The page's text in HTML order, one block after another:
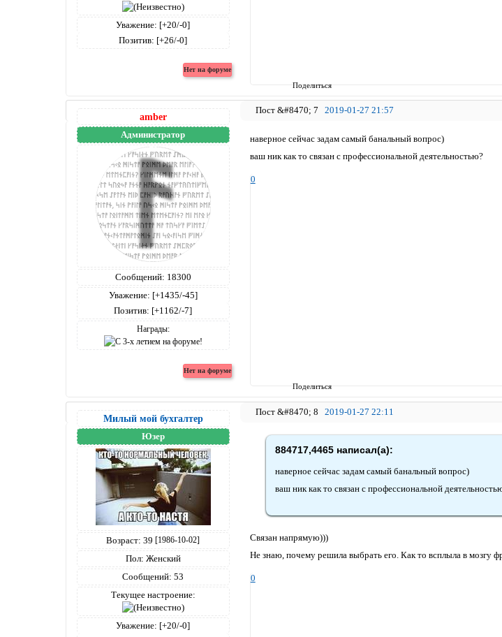
Поделиться
Уважение: [+20/-0]
Позитив: [+26/-0]
Поделиться
7 2019-01-27 21:57
amber
Администратор
Сообщений: 18300
Уважение: [+1435/-45]
Позитив: [+1162/-7]
Награды:
наверное сейчас задам самый банальный вопрос)
ваш ник как то связан с профессиональной деятельностью?
0
8 2019-01-27 22:11
Милый мой бухгалтер
Юзер
Возраст: 39 [1986-10-02]
Пол: Женский
Сообщений: 53
Текущее настроение:
Уважение: [+20/-0]
884717,4465 написал(а):
наверное сейчас задам самый банальный вопрос)
ваш ник как то связан с профессиональной
Связан напрямую)))
Не знаю, почему решила выбрать его. Как то всплыла в мозгу
0